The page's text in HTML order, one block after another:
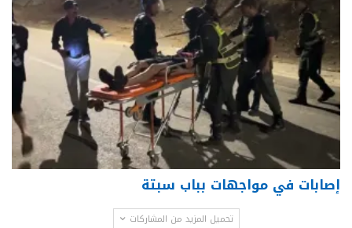
إصابات في مواجهات بباب سبتة
تحميل المزيد من المشاركات